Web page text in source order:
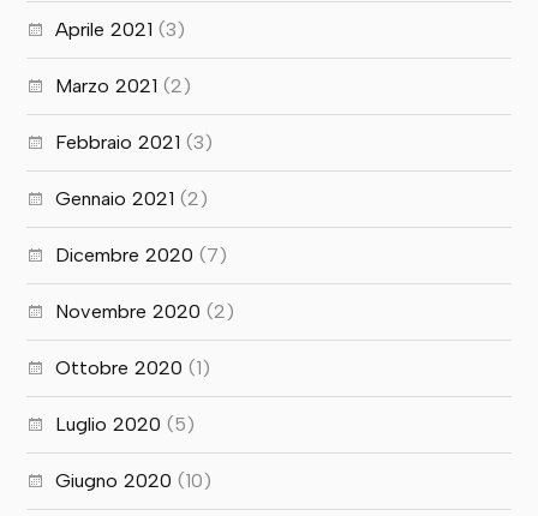
Aprile 2021 (3)
Marzo 2021 (2)
Febbraio 2021 (3)
Gennaio 2021 (2)
Dicembre 2020 (7)
Novembre 2020 (2)
Ottobre 2020 (1)
Luglio 2020 (5)
Giugno 2020 (10)